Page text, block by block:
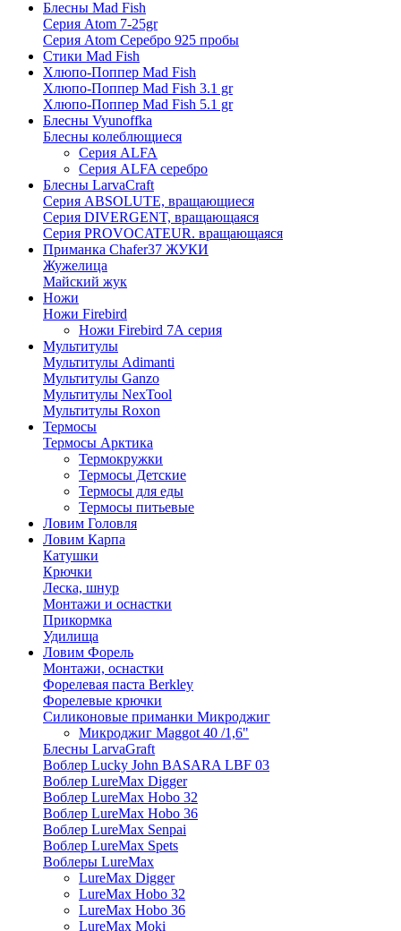
Блесны Mad Fish
Серия Atom 7-25gr
Серия Atom Серебро 925 пробы
Стики Mad Fish
Хлюпо-Поппер Mad Fish
Хлюпо-Поппер Mad Fish 3.1 gr
Хлюпо-Поппер Mad Fish 5.1 gr
Блесны Vyunoffka
Блесны колеблющиеся
Серия ALFA
Серия ALFA серебро
Блесны LarvaCraft
Серия ABSOLUTE, вращающиеся
Серия DIVERGENT, вращающаяся
Серия PROVOCATEUR. вращающаяся
Приманка Chafer37 ЖУКИ
Жужелица
Майский жук
Ножи
Ножи Firebird
Ножи Firebird 7А серия
Мультитулы
Мультитулы Adimanti
Мультитулы Ganzo
Мультитулы NexTool
Мультитулы Roxon
Термосы
Термосы Арктика
Термокружки
Термосы Детские
Термосы для еды
Термосы питьевые
Ловим Головля
Ловим Карпа
Катушки
Крючки
Леска, шнур
Монтажи и оснастки
Прикормка
Удилища
Ловим Форель
Монтажи, оснастки
Форелевая паста Berkley
Форелевые крючки
Силиконовые приманки Микроджиг
Микроджиг Maggot 40 /1,6"
Блесны LarvaGraft
Воблер Lucky John BASARA LBF 03
Воблер LureMax Digger
Воблер LureMax Hobo 32
Воблер LureMax Hobo 36
Воблер LureMax Senpai
Воблер LureMax Spets
Воблеры LureMax
LureMax Digger
LureMax Hobo 32
LureMax Hobo 36
LureMax Moki